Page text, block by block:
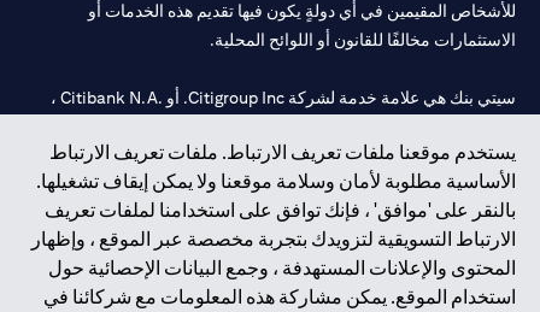
يستخدم موقعنا ملفات تعريف الارتباط. ملفات تعريف الارتباط
الأساسية مطلوبة لأمان وسلامة موقعنا ولا يمكن إيقاف تشغيلها.
بالنقر على 'موافق' ، فإنك توافق على استخدامنا لملفات تعريف
الارتباط التسويقية لتزويدك بتجربة مخصصة عبر الموقع ، وإظهار
المحتوى والإعلانات المستهدفة ، وجمع البيانات الإحصائية حول
استخدام الموقع. يمكن مشاركة هذه المعلومات مع شركائنا في
للأشخاص المقيمين في أي دولةٍ يكون فيها تقديم هذه الخدمات أو
الاستثمارات مخالفًا للقانون أو اللوائح المحلية.
سيتي بنك هي علامة خدمة لشركة Citigroup Inc. أو .Citibank N.A ،
سيتي بنك إن. إيه. الإمارات مسجل لدى مصرف الإمارات المركزي تحت
أرقام التراخيص 202563 لفرع الوصل في دبي، 531989 لفرع مول
الإمارات في دبي، و CN-1002019 لفرع أبوظبي. هاتف: 4000 311 04.
فرع سيتي بنك إن إيه - الإمارات العربية المتحدة مرخص من مصرف
الإمارات العربية المتحدة المركزي كفرع لبنك أجنبي.